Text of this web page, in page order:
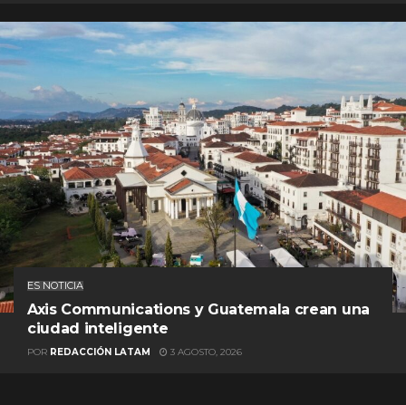
ES NOTICIA
Axis Communications y Guatemala crean una
ciudad inteligente
POR REDACCIÓN LATAM 3 AGOSTO, 2026